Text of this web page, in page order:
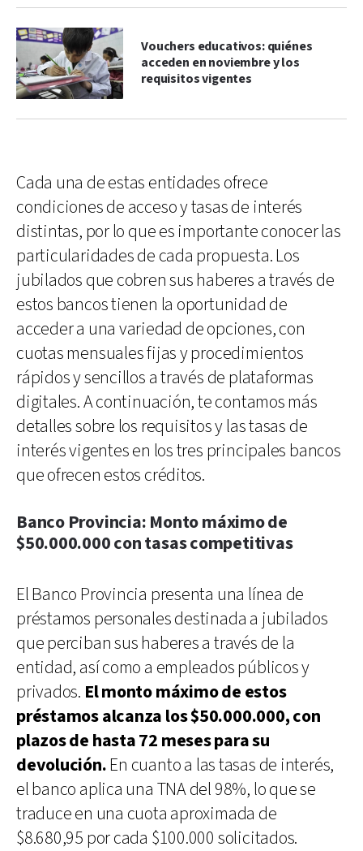
Vouchers educativos: quiénes
acceden en noviembre y los
requisitos vigentes
Cada una de estas entidades ofrece
condiciones de acceso y tasas de interés
distintas, por lo que es importante conocer las
particularidades de cada propuesta. Los
jubilados que cobren sus haberes a través de
estos bancos tienen la oportunidad de
acceder a una variedad de opciones, con
cuotas mensuales fijas y procedimientos
rápidos y sencillos a través de plataformas
digitales. A continuación, te contamos más
detalles sobre los requisitos y las tasas de
interés vigentes en los tres principales bancos
que ofrecen estos créditos.
Banco Provincia: Monto máximo de
$50.000.000 con tasas competitivas
El Banco Provincia presenta una línea de
préstamos personales destinada a jubilados
que perciban sus haberes a través de la
entidad, así como a empleados públicos y
privados. El monto máximo de estos
préstamos alcanza los $50.000.000, con
plazos de hasta 72 meses para su
devolución.En cuanto a las tasas de interés,
el banco aplica una TNA del 98%, lo que se
traduce en una cuota aproximada de
$8.680,95 por cada $100.000 solicitados.